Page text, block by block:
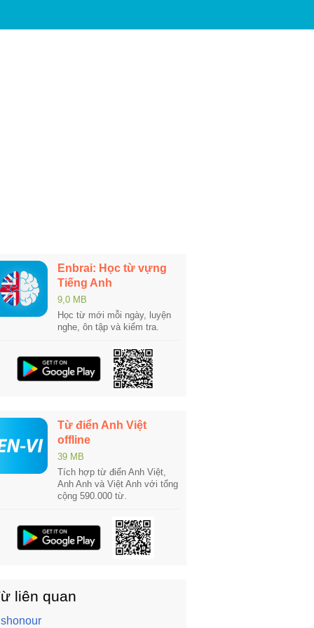
Enbrai: Học từ vựng
Tiếng Anh
9,0 MB
Học từ mới mỗi ngày, luyện
nghe, ôn tập và kiểm tra.
Từ điển Anh Việt
offline
39 MB
Tích hợp từ điển Anh Việt,
Anh Anh và Việt Anh với tổng
cộng 590.000 từ.
liên quan